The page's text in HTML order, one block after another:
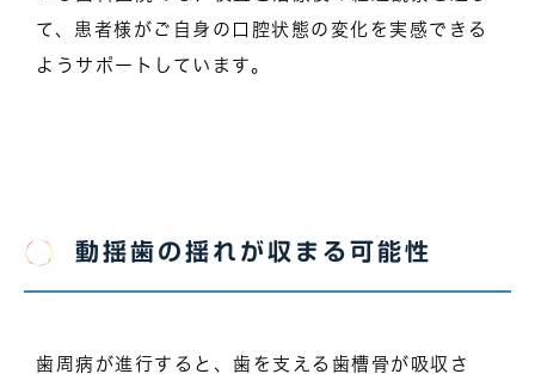
て、患者様がご自身の口腔状態の変化を実感できる
ようサポートしています。
動揺歯の揺れが収まる可能性
歯周病が進行すると、歯を支える歯槽骨が吸収さ